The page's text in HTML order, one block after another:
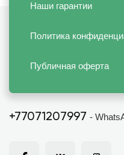
Наши гарантии
Политика
Публичная оферта
+77071207997 -